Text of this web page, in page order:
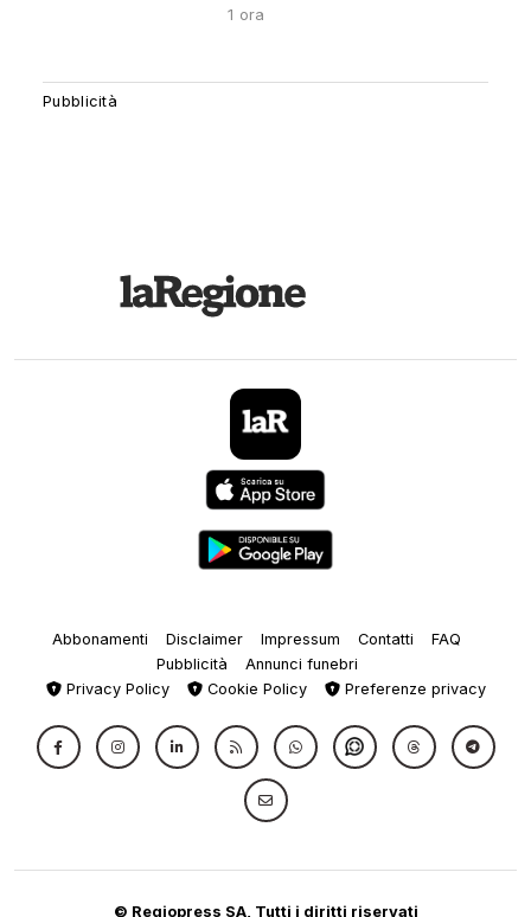
1 ora
Abbonamenti Disclaimer Impressum Contatti
FAQ
Pubblicità
Annunci funebri
Privacy Policy
Cookie Policy Preferenze privacy
© Regiopress SA, Tutti i diritti riservati